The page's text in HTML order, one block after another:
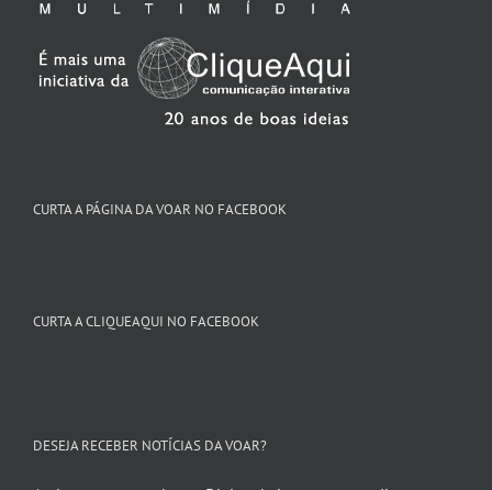
CURTA A PÁGINA DA VOAR NO FACEBOOK
CURTA A CLIQUEAQUI NO FACEBOOK
DESEJA RECEBER NOTÍCIAS DA VOAR?